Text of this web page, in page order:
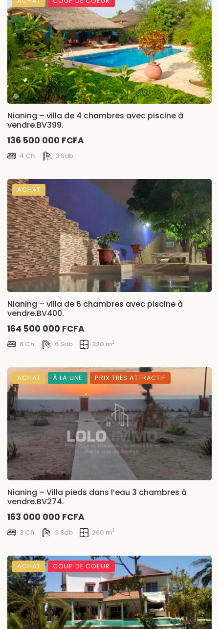
Nianing – villa de 4 chambres avec piscine à
vendre.BV399.
136 500 000 FCFA
4 Ch. 3 Sdb
ACHAT
Nianing – villa de 6 chambres avec piscine à
vendre.BV400.
164 500 000 FCFA
6 Ch. 6 Sdb 320 m2
ACHAT À LA UNE PRIX TRÈS ATTRACTIF
Nianing – Villa pieds dans l’eau 3 chambres à
vendre.BV274.
163 000 000 FCFA
3 Ch. 3 Sdb 260 m2
ACHAT COUP DE COEUR